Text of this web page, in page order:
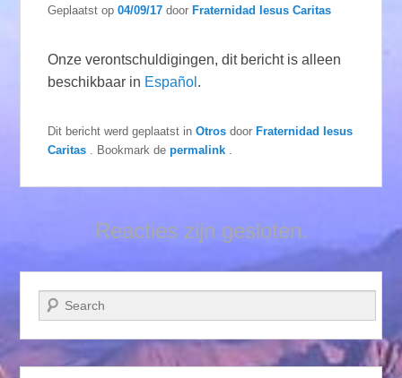
Geplaatst op04/09/17 doorFraternidad Iesus Caritas
Onze verontschuldigingen, dit bericht is alleen
beschikbaar in Español .
Dit bericht werd geplaatst inOtros doorFraternidad Iesus
Caritas
. Bookmark depermalink
Reacties zijn gesloten.
Zoeken